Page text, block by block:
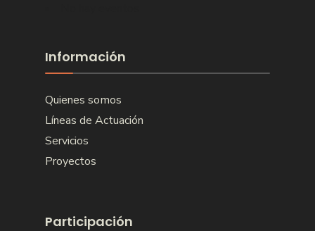
Información
Quienes somos
Líneas de Actuación
Servicios
Proyectos
Participación